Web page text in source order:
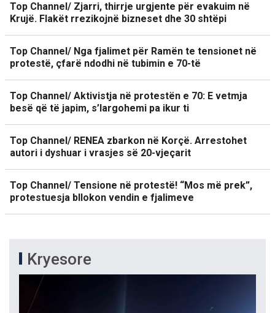
Top Channel/ Zjarri, thirrje urgjente për evakuim në
Krujë. Flakët rrezikojnë bizneset dhe 30 shtëpi
Top Channel/ Nga fjalimet për Ramën te tensionet në
protestë, çfarë ndodhi në tubimin e 70-të
Top Channel/ Aktivistja në protestën e 70: E vetmja
besë që të japim, s’largohemi pa ikur ti
Top Channel/ RENEA zbarkon në Korçë. Arrestohet
autori i dyshuar i vrasjes së 20-vjeçarit
Top Channel/ Tensione në protestë! “Mos më prek”,
protestuesja bllokon vendin e fjalimeve
Kryesore